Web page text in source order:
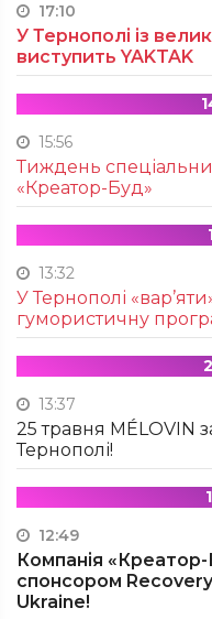
17:10
У Тернополі із
виступить YAKTAK
15:56
Тиждень
«Креатор-Буд»
13:32
У Тернополі
гумористичну
13:37
25 травня MÉLOVIN
Тернополі!
12:49
Компанія
спонсором
Ukraine!